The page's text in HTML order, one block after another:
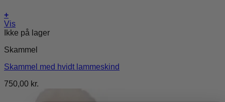
+
Vis
Ikke på lager
Skammel
Skammel med hvidt lammeskind
750,00 kr.